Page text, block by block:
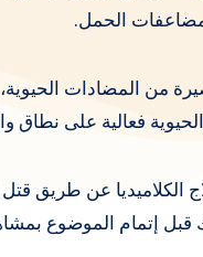
الحمل.
من المضادات
فعالية على نطاق
​​عن طريق قتل
إتمام الموضوع